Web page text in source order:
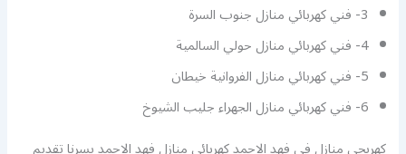
3- فني كهربائي منازل جنوب السرة
4- فني كهربائي منازل حولي السالمية
5- فني كهربائي منازل الفروانية خيطان
6- فني كهربائي منازل الجهراء جليب الشيوخ